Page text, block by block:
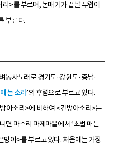
>를 부르며, 논매기가 끝날 무렵이
부른다.
농사노래로 경기도·강원도·충남·
는 소리’의 후렴으로 부르고 있다.
아소리>에 비하여 <긴방아소리>는
면 마수리 마제마을에서 ‘초벌 매는
아>를 부르고 있다. 처음에는 가장